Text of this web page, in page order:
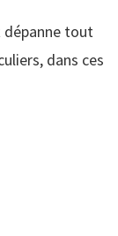
dépanne tout
dans ces